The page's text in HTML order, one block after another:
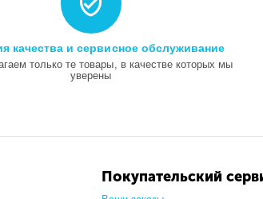
качества и сервисное обслуживание
только те товары, в качестве которых мы
уверены
Покупательский